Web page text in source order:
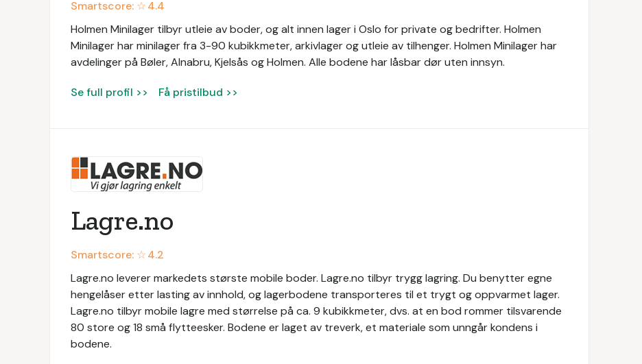
Smartscore: ☆4.4
Holmen Minilager tilbyr utleie av boder, og alt innen lager i Oslo for private og bedrifter. Holmen
Minilager har minilager fra 3-90 kubikkmeter, arkivlager og utleie av tilhenger. Holmen Minilager har
avdelinger på Bøler, Alnabru, Kjelsås og Holmen. Alle bodene har låsbar dør uten innsyn.
Se full profil >> Få pristilbud >>
Lagre.no
Smartscore: ☆4.2
Lagre.no leverer markedets største mobile boder. Lagre.no tilbyr trygg lagring. Du benytter egne
hengelåser etter lasting av innhold, og lagerbodene transporteres til et trygt og oppvarmet lager.
Lagre.no tilbyr mobile lagre med størrelse på ca. 9 kubikkmeter, dvs. at en bod rommer tilsvarende
80 store og 18 små flytteesker. Bodene er laget av treverk, et materiale som unngår kondens i
bodene.